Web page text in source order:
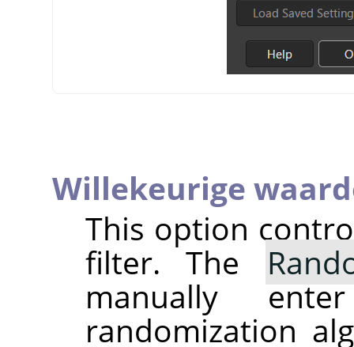
Willekeurige
This option
filter. The
manually
randomization